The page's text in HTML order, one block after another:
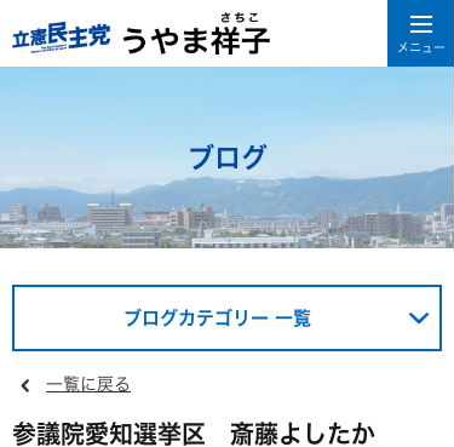
ブログ
ブログカテゴリー 一覧
一覧に戻る
参議院愛知選挙区 斎藤よしたか